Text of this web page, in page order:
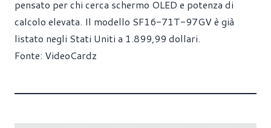
pensato per chi cerca schermo OLED e potenza di
calcolo elevata. Il modello SF16-71T-97GV è già
listato negli Stati Uniti a 1.899,99 dollari.
Fonte: VideoCardz